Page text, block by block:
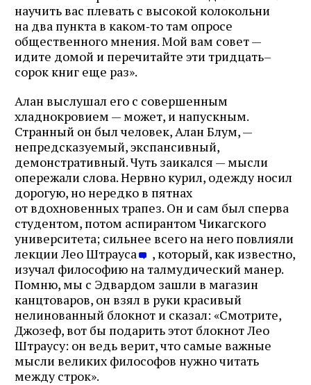
научить вас плевать с высокой колокольни
на два пункта в каком‑то там опросе
общественного мнения. Мой вам совет —
идите домой и перечитайте эти тридцать–
сорок книг еще раз».
Алан выслушал его с совершенным
хладнокровием — может, и напускным.
Странный он был человек, Алан Блум, —
непредсказуемый, экспансивный,
демонстративный. Чуть заикался — мысли
опережали слова. Нервно курил, одежду носил
дорогую, но нередко в пятнах
от вдохновенных трапез. Он и сам был сперва
студентом, потом аспирантом Чикагского
университета; сильнее всего на него повлияли
лекции Лео Штрауса
, который, как известно,
изучал философию на талмудический манер.
Помню, мы с Эдвардом зашли в магазин
канцтоваров, он взял в руки красивый
нелинованный блокнот и сказал: «Смотрите,
Джозеф, вот бы подарить этот блокнот Лео
Штраусу: он ведь верит, что самые важные
мысли великих философов нужно читать
между строк».
почте
Подписаться